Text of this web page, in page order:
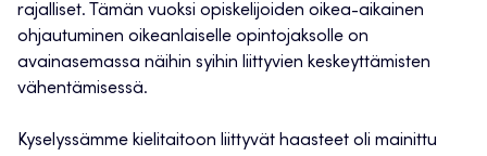
rajalliset. Tämän vuoksi opiskelijoiden oikea-aikainen
ohjautuminen oikeanlaiselle opintojaksolle on
avainasemassa näihin syihin liittyvien keskeyttämisten
vähentämisessä.
Kyselyssämme kielitaitoon liittyvät haasteet oli mainittu